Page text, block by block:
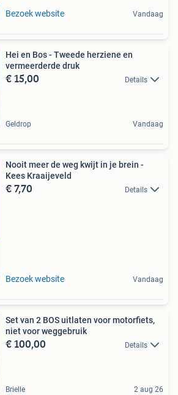
Bezoek website Vandaag
Hei en Bos - Tweede herziene en
vermeerderde druk
€ 15,00 Details
Geldrop Vandaag
Nooit meer de weg kwijt in je brein -
Kees Kraaijeveld
€ 7,70 Details
Bezoek website Vandaag
Set van 2 BOS uitlaten voor motorfiets,
niet voor weggebruik
€ 100,00 Details
Brielle 2 aug 26